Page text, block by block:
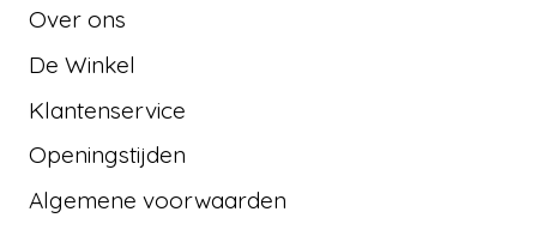
Over ons
De Winkel
Klantenservice
Openingstijden
Algemene voorwaarden